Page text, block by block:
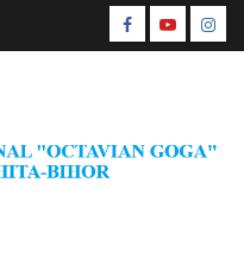
Facebook
Youtube
CŞE